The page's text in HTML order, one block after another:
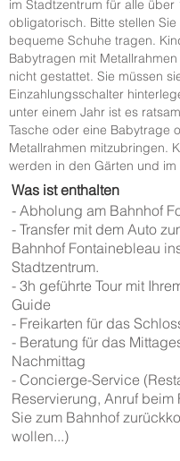
im Stadtzentrum für alle über
obligatorisch. Bitte stellen Sie
bequeme Schuhe tragen.
Babytragen mit
nicht gestattet. Sie müssen
Einzahlungsschalter
unter einem Jahr ist es
Tasche oder eine Babytrage
Metallrahmen mitzubringen.
werden in den Gärten und im
Was ist enthalten
- Abholung am Bahnhof
- Transfer mit dem Auto
Bahnhof Fontainebleau
Stadtzentrum.
- 3h geführte Tour mit
Guide
- Freikarten für das
- Beratung für das
Nachmittag
- Concierge-Service
Reservierung, Anruf beim
Sie zum Bahnhof
wollen...)